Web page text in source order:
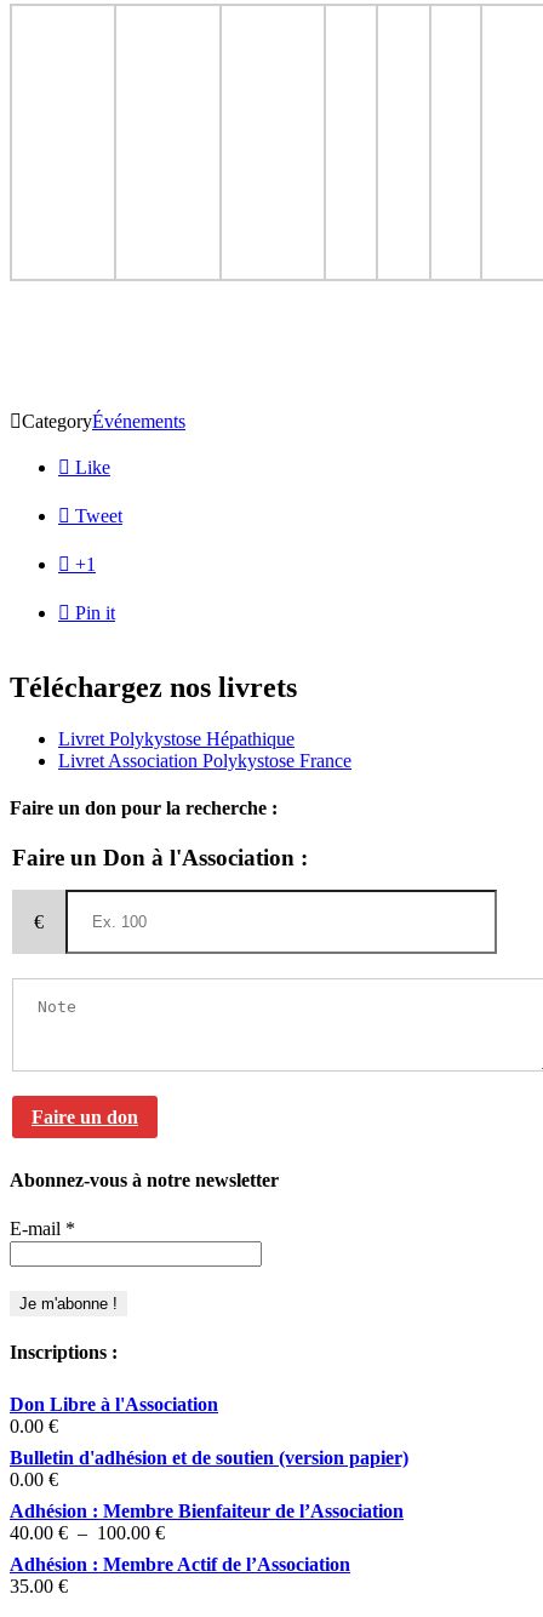
CategoryÉvénements
 Like
 Tweet
 +1
 Pin it
Téléchargez nos livrets
Livret Polykystose Hépathique
Livret Association Polykystose France
Faire un don pour la recherche :
Faire un Don à l'Association :
€
Faire un don
Abonnez-vous à notre newsletter
E-mail *
Inscriptions :
Don Libre à l'Association
0.00 €
Bulletin d'adhésion et de soutien (version papier)
0.00 €
Adhésion : Membre Bienfaiteur de l’Association
40.00 € – 100.00 €Plage
prix :
Adhésion : Membre Actif de l’Association
35.00 €